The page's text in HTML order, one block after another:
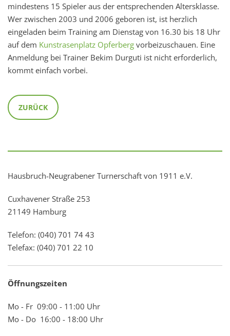
mindestens 15 Spieler aus der entsprechenden Altersklasse.
Wer zwischen 2003 und 2006 geboren ist, ist herzlich
eingeladen beim Training am Dienstag von 16.30 bis 18 Uhr
auf dem Kunstrasenplatz Opferberg vorbeizuschauen. Eine
Anmeldung bei Trainer Bekim Durguti ist nicht erforderlich,
kommt einfach vorbei.
ZURÜCK
Hausbruch-Neugrabener Turnerschaft von 1911 e.V.
Cuxhavener Straße 253
21149 Hamburg
Telefon: (040) 701 74 43
Telefax: (040) 701 22 10
Öffnungszeiten
Mo - Fr 09:00 - 11:00 Uhr
Mo - Do 16:00 - 18:00 Uhr